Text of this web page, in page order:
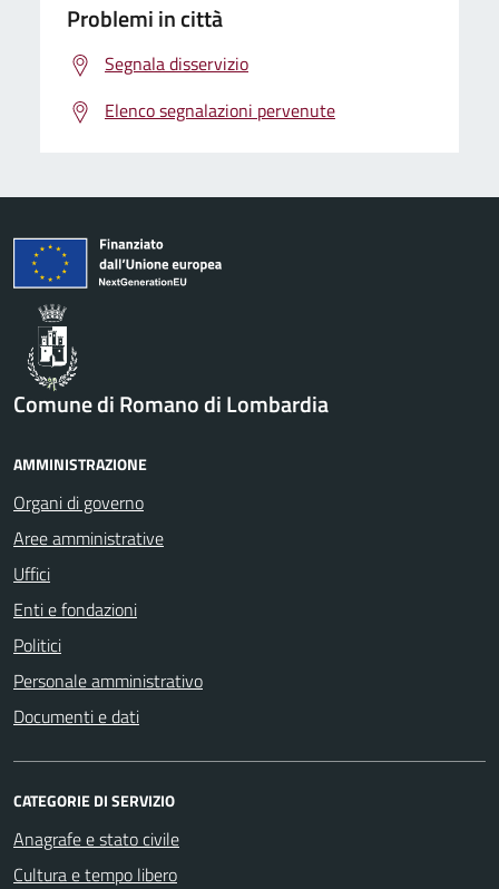
Problemi in città
Segnala disservizio
Elenco segnalazioni pervenute
Comune di Romano di Lombardia
AMMINISTRAZIONE
Organi di governo
Aree amministrative
Uffici
Enti e fondazioni
Politici
Personale amministrativo
Documenti e dati
CATEGORIE DI SERVIZIO
Anagrafe e stato civile
Cultura e tempo libero